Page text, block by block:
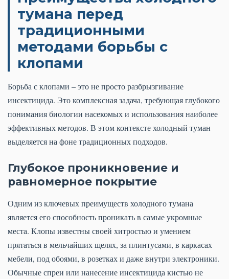
тумана перед
традиционными
методами борьбы с
клопами
Борьба с клопами – это не просто разбрызгивание
инсектицида. Это комплексная задача, требующая глубокого
понимания биологии насекомых и использования наиболее
эффективных методов. В этом контексте холодный туман
выделяется на фоне традиционных подходов.
Глубокое проникновение и
равномерное покрытие
Одним из ключевых преимуществ холодного тумана
является его способность проникать в самые укромные
места. Клопы известны своей хитростью и умением
прятаться в мельчайших щелях, за плинтусами, в каркасах
мебели, под обоями, в розетках и даже внутри электроники.
Обычные спреи или нанесение инсектицида кистью не